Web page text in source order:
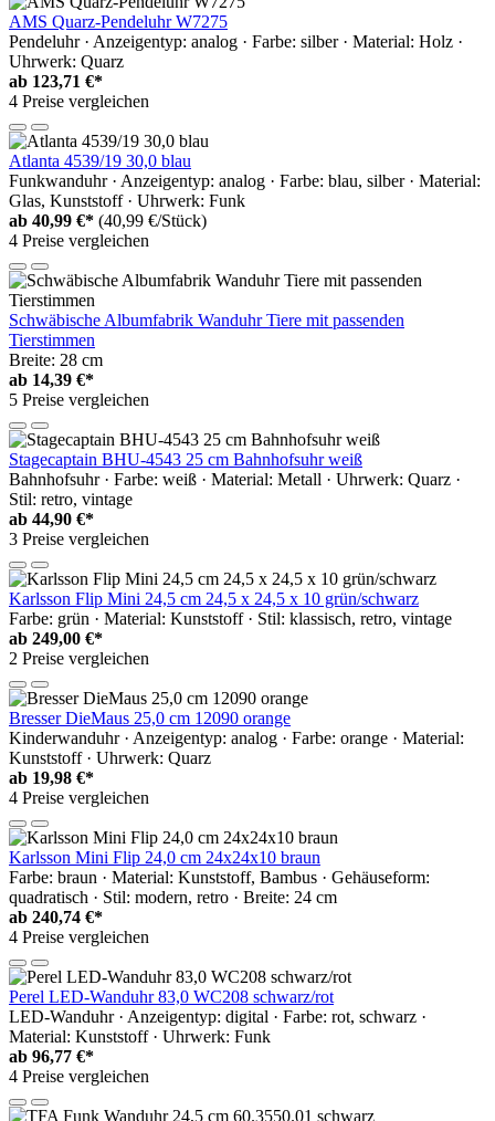
AMS Quarz-Pendeluhr W7275
Pendeluhr · Anzeigentyp: analog · Farbe: silber · Material: Holz ·
Uhrwerk: Quarz
ab 123,71 €*
4 Preise vergleichen
Atlanta 4539/19 30,0 blau
Funkwanduhr · Anzeigentyp: analog · Farbe: blau, silber · Material:
Glas, Kunststoff · Uhrwerk: Funk
ab 40,99 €* (40,99 €/Stück)
4 Preise vergleichen
Schwäbische Albumfabrik Wanduhr Tiere mit passenden
Tierstimmen
Breite: 28 cm
ab 14,39 €*
5 Preise vergleichen
Stagecaptain BHU-4543 25 cm Bahnhofsuhr weiß
Bahnhofsuhr · Farbe: weiß · Material: Metall · Uhrwerk: Quarz ·
Stil: retro, vintage
ab 44,90 €*
3 Preise vergleichen
Karlsson Flip Mini 24,5 cm 24,5 x 24,5 x 10 grün/schwarz
Farbe: grün · Material: Kunststoff · Stil: klassisch, retro, vintage
ab 249,00 €*
2 Preise vergleichen
Bresser DieMaus 25,0 cm 12090 orange
Kinderwanduhr · Anzeigentyp: analog · Farbe: orange · Material:
Kunststoff · Uhrwerk: Quarz
ab 19,98 €*
4 Preise vergleichen
Karlsson Mini Flip 24,0 cm 24x24x10 braun
Farbe: braun · Material: Kunststoff, Bambus · Gehäuseform:
quadratisch · Stil: modern, retro · Breite: 24 cm
ab 240,74 €*
4 Preise vergleichen
Perel LED-Wanduhr 83,0 WC208 schwarz/rot
LED-Wanduhr · Anzeigentyp: digital · Farbe: rot, schwarz ·
Material: Kunststoff · Uhrwerk: Funk
ab 96,77 €*
4 Preise vergleichen